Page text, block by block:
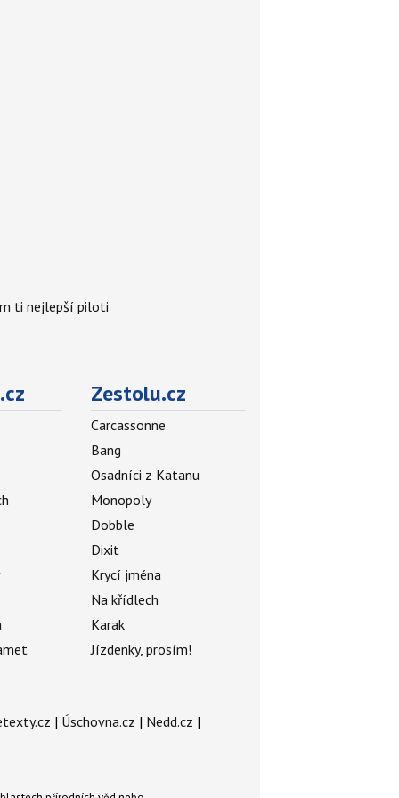
ti nejlepší piloti
Zestolu.cz
Carcassonne
Bang
Osadníci z Katanu
Monopoly
Dobble
Dixit
Krycí jména
Na křídlech
Karak
Jízdenky, prosím!
| Úschovna.cz | Nedd.cz |